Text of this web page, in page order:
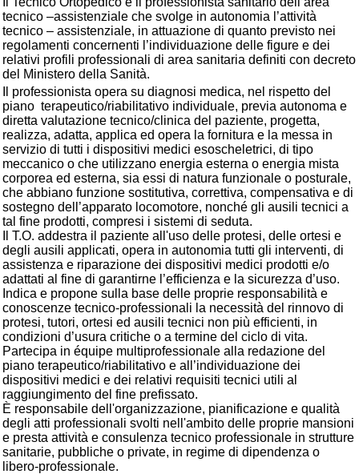
tecnico –assistenziale che svolge in autonomia l’attività
tecnico – assistenziale, in attuazione di quanto previsto nei
regolamenti concernenti l’individuazione delle figure e dei
relativi profili professionali di area sanitaria definiti con decreto
del Ministero della Sanità.
Il professionista opera su diagnosi medica, nel rispetto del
piano terapeutico/riabilitativo individuale, previa autonoma e
diretta valutazione tecnico/clinica del paziente, progetta,
realizza, adatta, applica ed opera la fornitura e la messa in
servizio di tutti i dispositivi medici esoscheletrici, di tipo
meccanico o che utilizzano energia esterna o energia mista
corporea ed esterna, sia essi di natura funzionale o posturale,
che abbiano funzione sostitutiva, correttiva, compensativa e di
sostegno dell’apparato locomotore, nonché gli ausili tecnici a
tal fine prodotti, compresi i sistemi di seduta.
Il T.O. addestra il paziente all'uso delle protesi, delle ortesi e
degli ausili applicati, opera in autonomia tutti gli interventi, di
assistenza e riparazione dei dispositivi medici prodotti e/o
adattati al fine di garantirne l’efficienza e la sicurezza d’uso.
Indica e propone sulla base delle proprie responsabilità e
conoscenze tecnico-professionali la necessità del rinnovo di
protesi, tutori, ortesi ed ausili tecnici non più efficienti, in
condizioni d’usura critiche o a termine del ciclo di vita.
Partecipa in équipe multiprofessionale alla redazione del
piano terapeutico/riabilitativo e all’individuazione dei
dispositivi medici e dei relativi requisiti tecnici utili al
raggiungimento del fine prefissato.
È responsabile dell'organizzazione, pianificazione e qualità
degli atti professionali svolti nell'ambito delle proprie mansioni
e presta attività e consulenza tecnico professionale in strutture
sanitarie, pubbliche o private, in regime di dipendenza o
libero-professionale.